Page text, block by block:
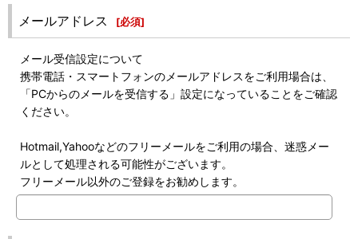
メールアドレス [必須]
メール受信設定について
携帯電話・スマートフォンのメールアドレスをご利用場合は、
「PCからのメールを受信する」設定になっていることをご確認
ください。
Hotmail,Yahooなどのフリーメールをご利用の場合、迷惑メー
ルとして処理される可能性がございます。
フリーメール以外のご登録をお勧めします。